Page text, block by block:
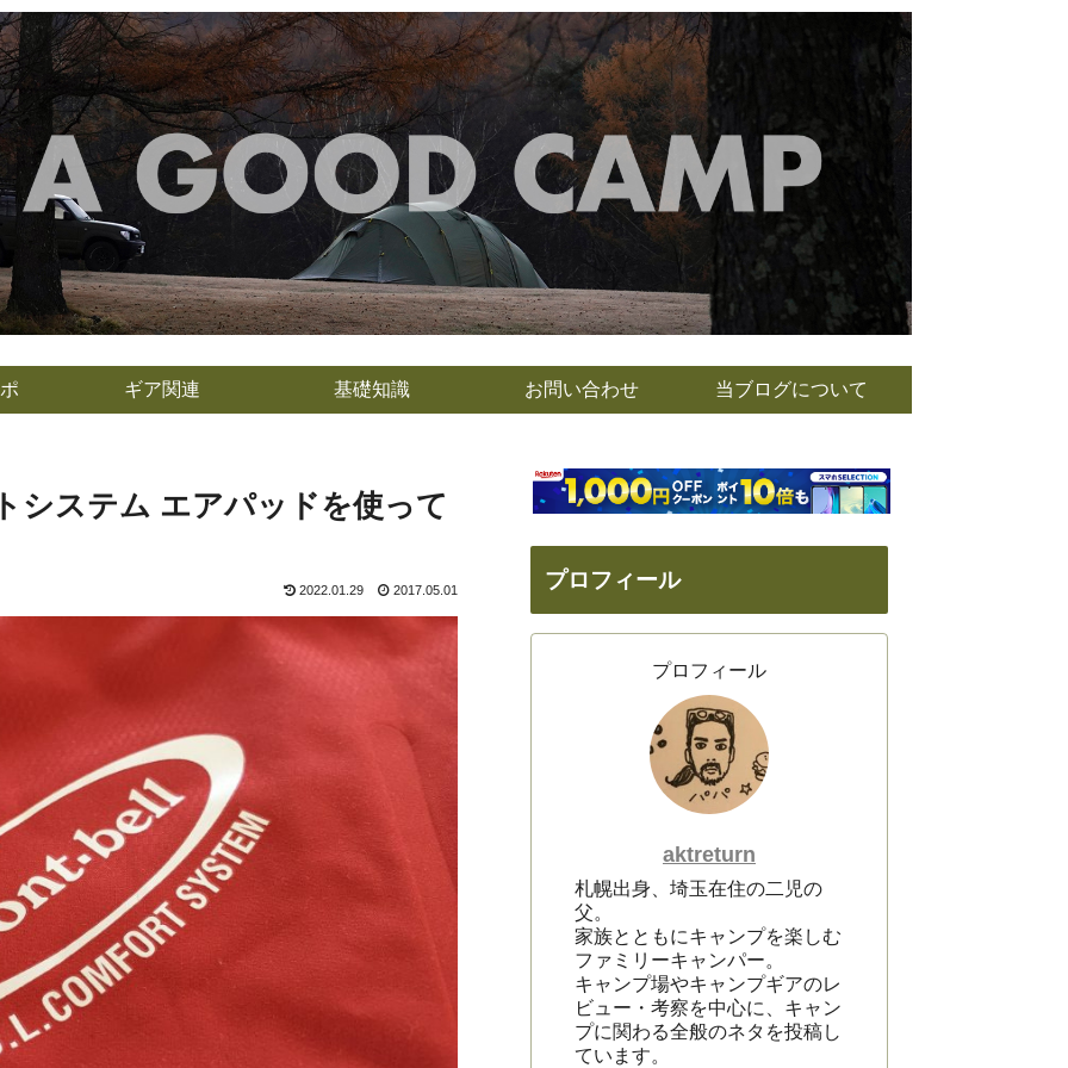
ギア関連 基礎知識 お問い合わせ 当ブログについて
システム エアパッドを使って
2022.01.29 2017.05.01 プロフィール
プロフィール
aktreturn
札幌出身、埼玉在住の二児の
父。
家族とともにキャンプを楽しむ
ファミリーキャンパー。
キャンプ場やキャンプギアのレ
ビュー・考察を中心に、キャン
プに関わる全般のネタを投稿し
ています。